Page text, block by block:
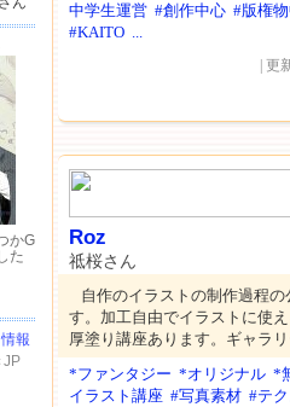
中学生運営 #創作中心 #版権
#KAITO ...
| 更
Roz
祗桜さん
自作のイラストの制作過程
す。加工自由でイラストに使
厚塗り講座あります。ギャラリ
*ファンタジー *オリジナル *
イラスト講座 #写真素材 #テ